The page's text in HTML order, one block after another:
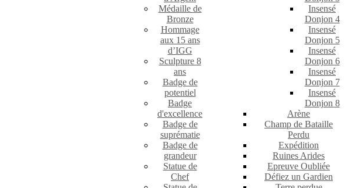
Médaille de
Bronze
Hommage
aux 15 ans
d’IGG
Sculpture 8
ans
Badge de
potentiel
Badge
d'excellence
Badge de
suprématie
Badge de
grandeur
Statue de
Chef
Insensé
Donjon 4
Insensé
Donjon 5
Insensé
Donjon 6
Insensé
Donjon 7
Insensé
Donjon 8
Arène
Champ de Bataille
Perdu
Expédition
Ruines Arides
Epreuve Oubliée
Défiez un Gardien